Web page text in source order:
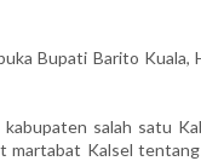
Bupati Barito
salah satu
martabat Kalsel